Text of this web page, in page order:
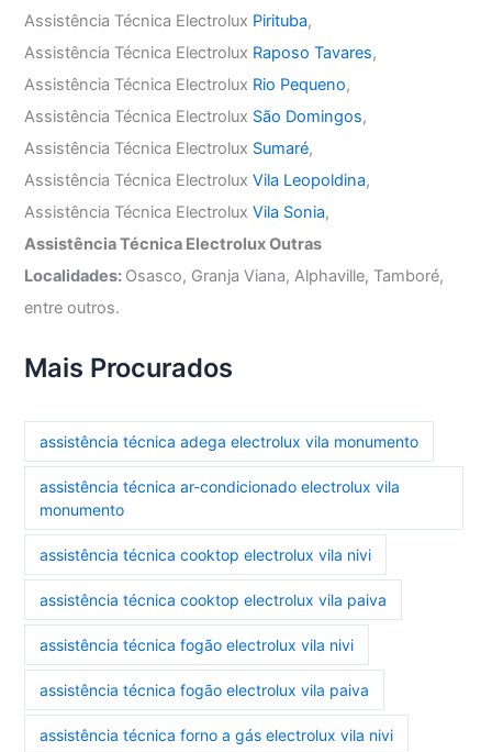
Assistência Técnica Electrolux Pirituba,
Assistência Técnica Electrolux Raposo Tavares,
Assistência Técnica Electrolux Rio Pequeno,
Assistência Técnica Electrolux São Domingos,
Assistência Técnica Electrolux Sumaré,
Assistência Técnica ElectroluxVila Leopoldina,
Assistência Técnica ElectroluxVila Sonia,
Assistência Técnica Electrolux Outras
Localidades: Osasco, Granja Viana, Alphaville, Tamboré,
entre outros.
Mais Procurados
assistência técnica adega electrolux vila monumento
assistência técnica ar-condicionado electrolux vila
monumento
assistência técnica cooktop electrolux vila nivi
assistência técnica cooktop electrolux vila paiva
assistência técnica fogão electrolux vila nivi
assistência técnica fogão electrolux vila paiva
assistência técnica forno a gás electrolux vila nivi